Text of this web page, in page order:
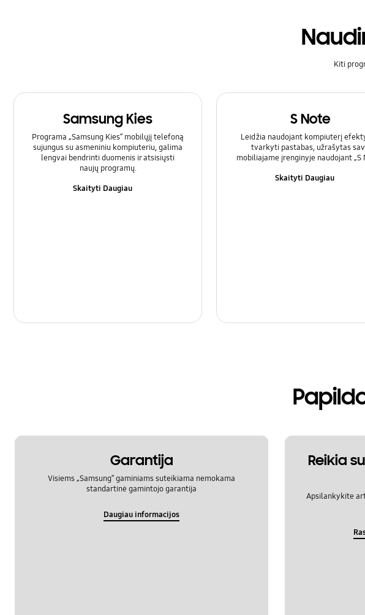
Tinklas ir Wi-Fi
Užrakinti
Kiti
Samsung Kies
Programa „Samsung Kies“ mobilųjį telefoną
sujungus su asmeniniu kompiuteriu, galima
lengvai bendrinti duomenis ir atsisiųsti
naujų programų.
Skaityti Daugiau
S Note
Leidžia naudojant kompiuterį
tvarkyti pastabas, užrašytas
mobiliajame įrenginyje naudojant „S
Skaityti Daugiau
Garantija
Visiems „Samsung“ gaminiams suteikiama nemokama
standartinė gamintojo garantija
Daugiau informacijos
Reikia
Apsilankykite